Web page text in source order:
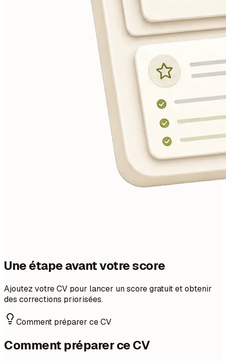
Une étape avant votre score
Ajoutez votre CV pour lancer un score gratuit et obtenir
des corrections priorisées.
Comment préparer ce CV
Comment préparer ce CV